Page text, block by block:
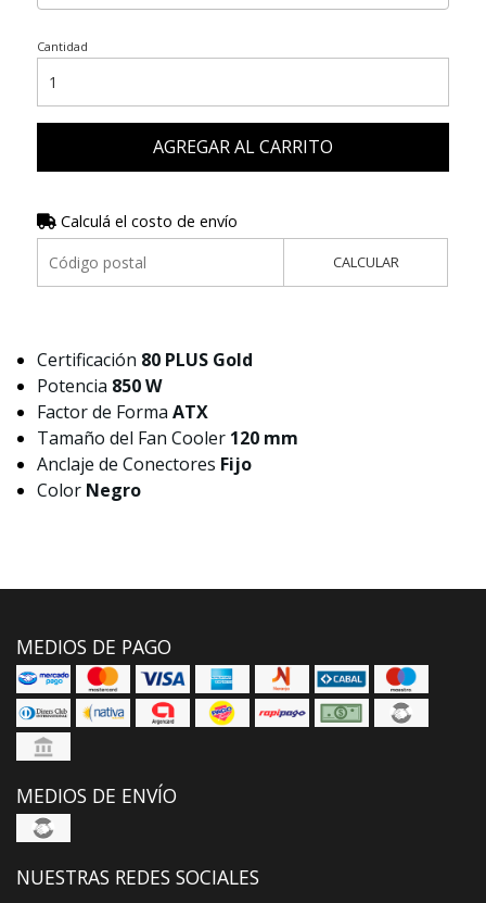
Cantidad
AGREGAR AL CARRITO
Calculá el costo de envío
CALCULAR
Certificación 80 PLUS Gold
Potencia 850 W
Factor de Forma ATX
Tamaño del Fan Cooler 120 mm
Anclaje de Conectores Fijo
Color Negro
MEDIOS DE PAGO
MEDIOS DE ENVÍO
NUESTRAS REDES SOCIALES